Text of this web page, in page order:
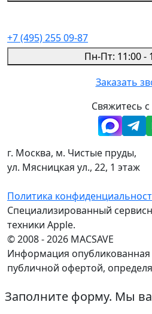
+7 (495) 255 09-87
Пн-Пт: 11:00 -
Заказать
Свяжитесь
г. Москва, м. Чистые пруды,
ул. Мясницкая ул., 22, 1 этаж
Политика
Специализированный
техники Apple.
© 2008 - 2026 MACSAVE
Информация опубликованная
публичной офертой,
Заполните форму. Мы